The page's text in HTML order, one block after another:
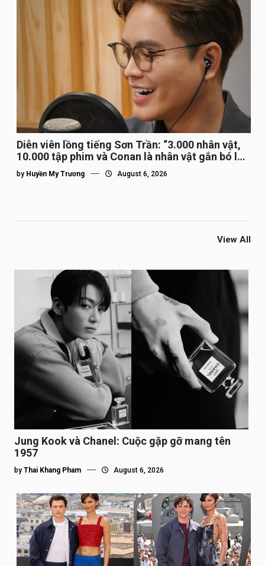
Diễn viên lồng tiếng Sơn Trần: “3.000 nhân vật,
10.000 tập phim và Conan là nhân vật gắn bó lâu
nhất”
by Huyền My Trương August 6, 2026
View All
Jung Kook và Chanel: Cuộc gặp gỡ mang tên
1957
by Thai Khang Pham August 6, 2026